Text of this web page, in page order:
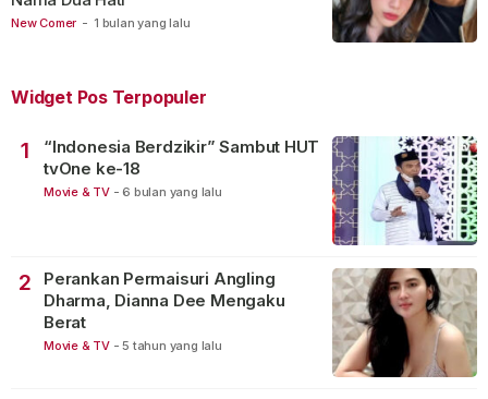
New Comer - 1 bulan yang lalu
Widget Pos Terpopuler
1
“Indonesia Berdzikir” Sambut HUT
tvOne ke-18
Movie & TV - 6 bulan yang lalu
2
Perankan Permaisuri Angling
Dharma, Dianna Dee Mengaku
Berat
Movie & TV - 5 tahun yang lalu